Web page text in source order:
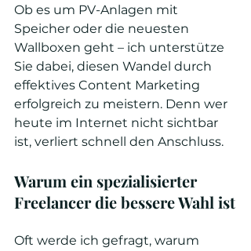
Ob es um PV-Anlagen mit
Speicher oder die neuesten
Wallboxen geht – ich unterstütze
Sie dabei, diesen Wandel durch
effektives Content Marketing
erfolgreich zu meistern. Denn wer
heute im Internet nicht sichtbar
ist, verliert schnell den Anschluss.
Warum ein spezialisierter
Freelancer die bessere Wahl ist
Oft werde ich gefragt, warum